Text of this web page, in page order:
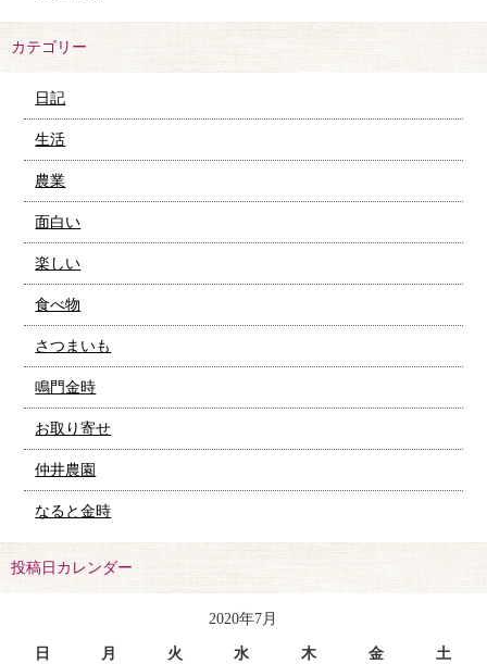
カテゴリー
日記
生活
農業
面白い
楽しい
食べ物
さつまいも
鳴門金時
お取り寄せ
仲井農園
なると金時
投稿日カレンダー
2020年7月
日 月 火 水 木 金 土